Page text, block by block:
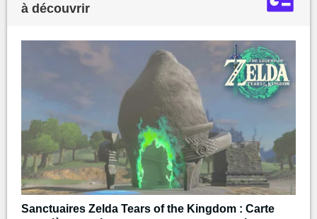
à découvrir
Sanctuaires Zelda Tears of the Kingdom : Carte